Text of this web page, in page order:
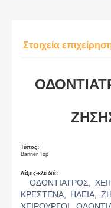
Στοιχεία
Τύπος:
Banner Top
Λέξεις-κλειδιά:
ΟΔΟΝΤΙΑΤΡΟΣ,
ΚΡΕΣΤΕΝΑ,
ΗΛΕΙΑ,